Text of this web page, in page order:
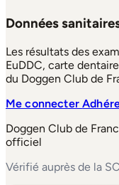
Données
Les résultats des
EuDDC, carte
du Doggen Club de
Me connecter
Doggen Club de
officiel
Vérifié auprès de la